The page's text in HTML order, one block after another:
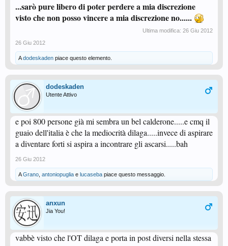
...sarò pure libero di poter perdere a mia discrezione
visto che non posso vincere a mia discrezione no......
Ultima modifica: 26 Giu 2012
26 Giu 2012
Adodeskaden piace questo elemento.
dodeskaden
Utente Attivo
e poi 800 persone già mi sembra un bel calderone.....e cmq il
guaio dell'italia è che la mediocrità dilaga.....invece di aspirare
a diventare forti si aspira a incontrare gli ascarsi.....bah
26 Giu 2012
AGrano antoniopuglia e lucaseba piace questo messaggio.
anxun
Jia You!
vabbè visto che l'OT dilaga e porta in post diversi nella stessa